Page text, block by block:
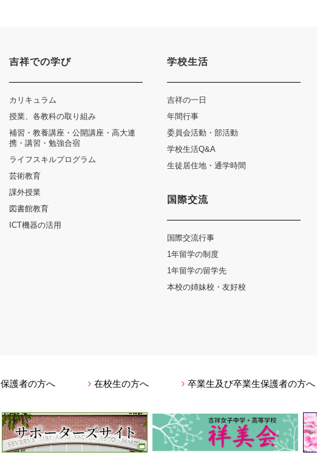
KICHIJO NEWS
吉祥での学び
カリキュラム
授業、各教科の取り組み
補習・教養講座・公開講座・高大連
携・講習・勉強合宿
ライフスキルプログラム
芸術教育
課外授業
図書館教育
ICT機器の活用
学校生活
吉祥の一日
年間行事
委員会活動・部活動
学校生活Q&A
生徒居住地・通学時間
国際交流
国際交流行事
1年留学の制度
1年留学の留学先
本校の姉妹校・友好校
保護者の方へ 在校生の方へ 卒業生及び卒業生保護者の方へ